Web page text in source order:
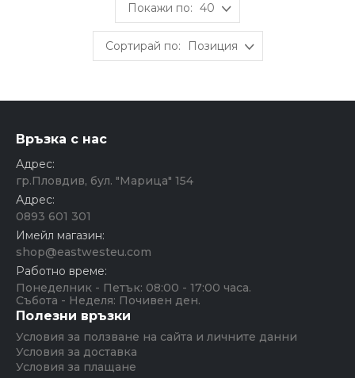
40
Позиция
Връзка с нас
Адрес:
гр.Пловдив, бул. "Марица" 154
Адрес:
0893 601 301
Имейл магазин:
shop@eastwesteu.com
Работно време:
Понеделник - Петък: 08:00 - 17:00 часа.
Събота - Неделя: Почивен ден.
Полезни връзки
Условия за ползване на сайта и личните данни
Условия за доставка
Условия за плащане